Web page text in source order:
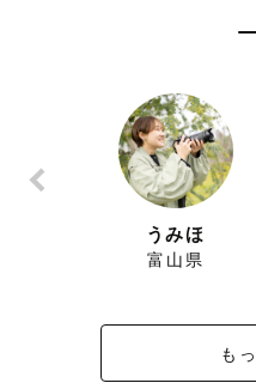
うみほ
富山県
も